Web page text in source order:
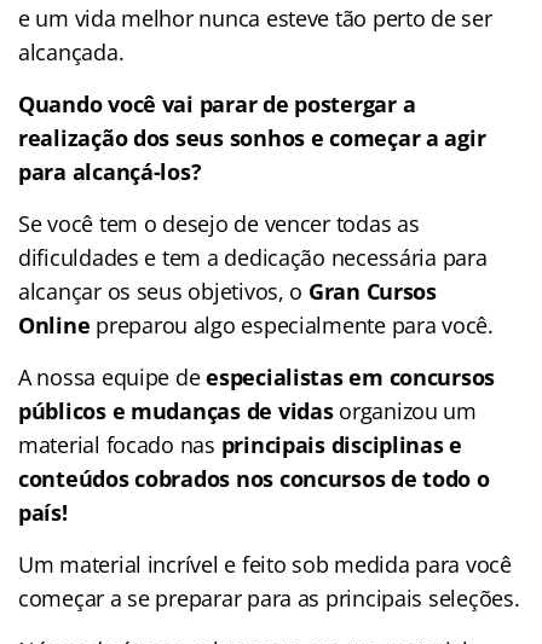
e um vida melhor nunca esteve tão perto de ser
alcançada.
Quando você vai parar de postergar a
realização dos seus sonhos e começar a agir
para alcançá-los?
Se você tem o desejo de vencer todas as
dificuldades e tem a dedicação necessária para
alcançar os seus objetivos, o Gran Cursos
Online preparou algo especialmente para você.
A nossa equipe deespecialistas em concursos
públicos e mudanças de vidasorganizou um
material focado nas principais disciplinas e
conteúdos cobrados nos concursos de todo o
país!
Um material incrível e feito sob medida para você
começar a se preparar para as principais seleções.